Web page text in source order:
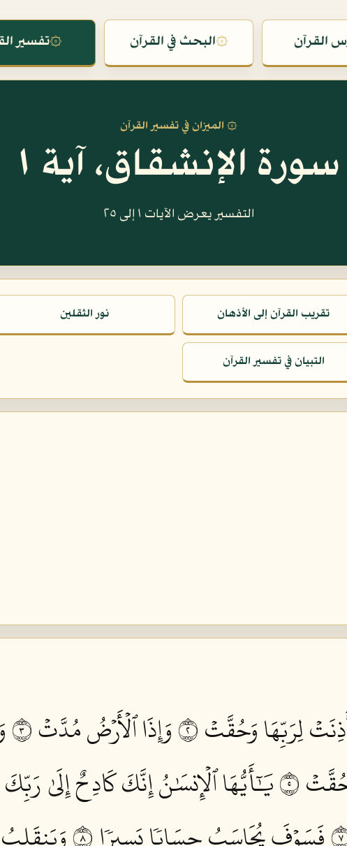
القرآن ۞البحث في القرآن ۞تفسير
۞ الميزان في تفسير القرآن
سورة الإنشقاق، آية ١
التفسير يعرض الآيات ١ إلى ٢٥
تقريب القرآن إلى الأذهان نور الثقلين
التبيان في تفسير القرآن
لِرَبِّهَا وَحُقَّتۡ ٢ وَإِذَا ٱلۡأَرۡضُ مُدَّتۡ ٣
٥ يَٰٓأَيُّهَا ٱلۡإِنسَٰنُ إِنَّكَ كَادِحٌ إِلَىٰ